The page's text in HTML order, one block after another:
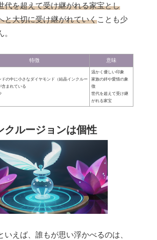
代を超えて受け継がれる家宝とし
と大切に受け継がれていくことも少
特徴 意味
ドの中に小さなダイヤモンド（結晶インクルー
含まれている
温かく優しい印象
家族の絆や愛情の象
徴
世代を超えて受け継
がれる家宝
クルージョンは個性
いえば、誰もが思い浮かべるのは、